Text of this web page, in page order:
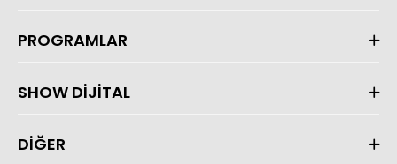
PROGRAMLAR
SHOW DİJİTAL
DİĞER